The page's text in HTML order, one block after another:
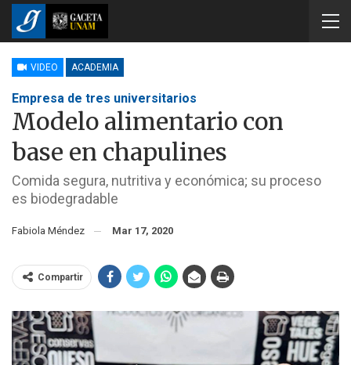
VIDEO ACADEMIA
Empresa de tres universitarios
Modelo alimentario con
base en chapulines
Comida segura, nutritiva y económica; su proceso
es biodegradable
Fabiola Méndez Mar 17, 2020
Compartir